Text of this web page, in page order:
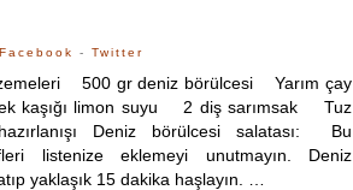
Facebook - Twitter
500 gr deniz börülcesi Yarım çay
kaşığı limon suyu 2 diş sarımsak Tuz
Deniz börülcesi salatası: Bu
listenize eklemeyi unutmayın. Deniz
yaklaşık 15 dakika haşlayın. …